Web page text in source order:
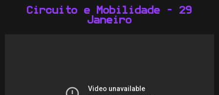
Circuito e Mobilidade - 29
Janeiro